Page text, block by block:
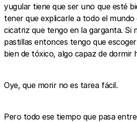
yugular tiene que ser uno que esté
tener que explicarle a todo el mundo
cicatriz que tengo en la garganta. Si
pastillas entonces tengo que
bien de tóxico, algo capaz de dormir
Oye, que morir no es tarea fácil.
Pero todo ese tiempo que pasa